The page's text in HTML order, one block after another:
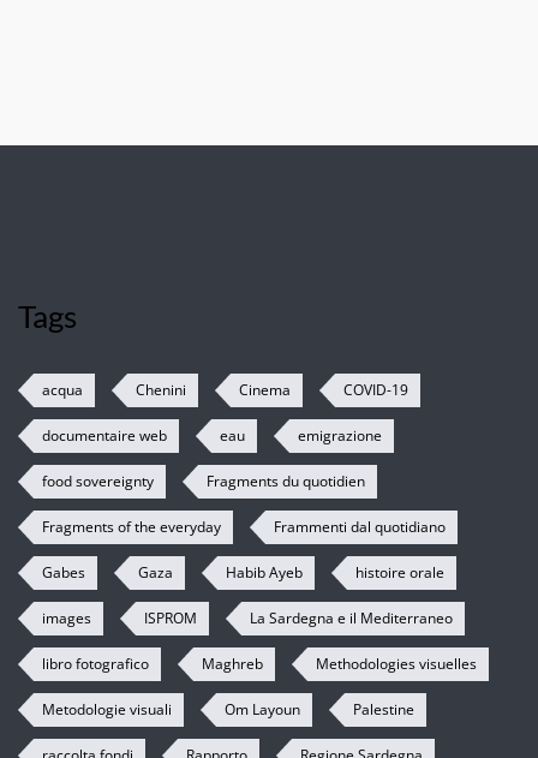
Tags
acqua Chenini Cinema COVID-19
documentaire web eau emigrazione
food sovereignty Fragments du quotidien
Fragments of the everyday Frammenti dal quotidiano
Gabes Gaza Habib Ayeb histoire orale
images ISPROM La Sardegna e il Mediterraneo
libro fotografico Maghreb Methodologies visuelles
Metodologie visuali Om Layoun Palestine